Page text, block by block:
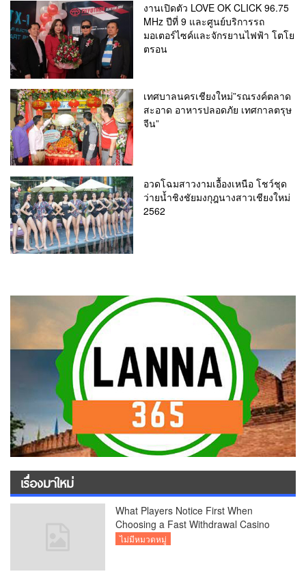
งานเปิดตัว LOVE OK CLICK 96.75
MHz ปีที่ 9 และศูนย์บริการรถ
มอเตอร์ไซค์และจักรยานไฟฟ้า โตโย
ตรอน
เทศบาลนครเชียงใหม่”รณรงค์ตลาด
สะอาด อาหารปลอดภัย เทศกาลตรุษ
จีน”
อวดโฉมสาวงามเอื้องเหนือ โชว์ชุด
ว่ายน้ำชิงชัยมงกุฎนางสาวเชียงใหม่
2562
เรื่องมาใหม่
What Players Notice First When
Choosing a Fast Withdrawal Casino
UK
ไม่มีหมวดหมู่